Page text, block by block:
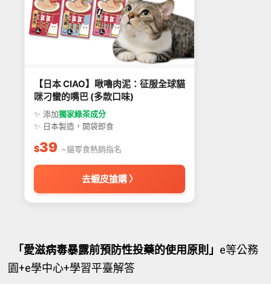
【日本 CIAO】啾嚕肉泥：征服全球貓
咪刁蠻的嘴巴 (多款口味)
✨ 添加獨家綠茶成分
✨ 日本製造，開袋即食
$39 ~貓零食熱銷指名
去蝦皮搶購 〉
「愛滋病毒暴露前預防性投藥的使用原則」 e等公務
園+e學中心+學習平臺解答